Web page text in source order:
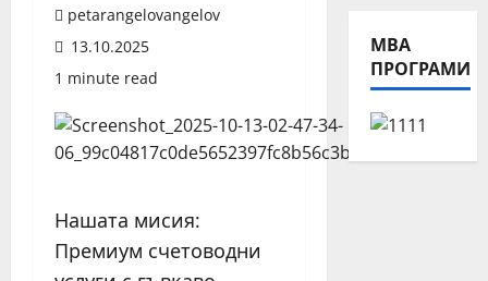
petarangelovangelov
13.10.2025
1 minute read
Нашата мисия:
Премиум счетоводни
МВА
ПРОГРАМИ